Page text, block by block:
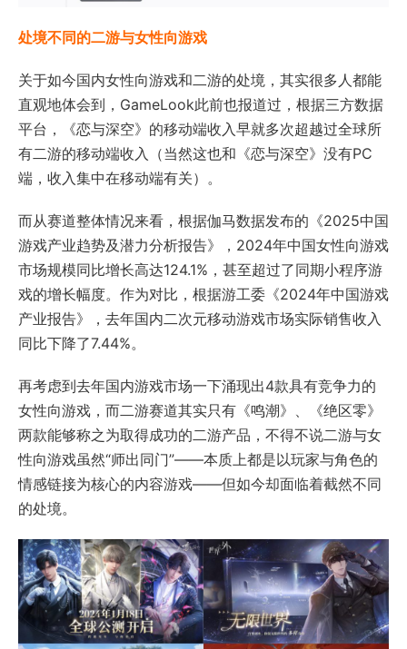
处境不同的二游与女性向游戏
关于如今国内女性向游戏和二游的处境，其实很多人都能
直观地体会到，GameLook此前也报道过，根据三方数据
平台，《恋与深空》的移动端收入早就多次超越过全球所
有二游的移动端收入（当然这也和《恋与深空》没有PC
端，收入集中在移动端有关）。
而从赛道整体情况来看，根据伽马数据发布的《2025中国
游戏产业趋势及潜力分析报告》，2024年中国女性向游戏
市场规模同比增长高达124.1%，甚至超过了同期小程序游
戏的增长幅度。作为对比，根据游工委《2024年中国游戏
产业报告》，去年国内二次元移动游戏市场实际销售收入
同比下降了7.44%。
再考虑到去年国内游戏市场一下涌现出4款具有竞争力的
女性向游戏，而二游赛道其实只有《鸣潮》、《绝区零》
两款能够称之为取得成功的二游产品，不得不说二游与女
性向游戏虽然“师出同门”——本质上都是以玩家与角色的
情感链接为核心的内容游戏——但如今却面临着截然不同
的处境。